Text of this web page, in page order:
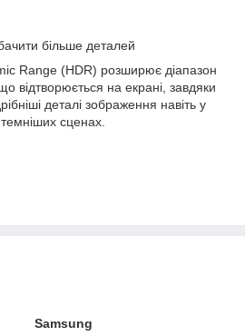
більше деталей
Range (HDR) розширює діапазон
відтворюється на екрані, завдяки
деталі зображення навіть у
сценах.
Samsung